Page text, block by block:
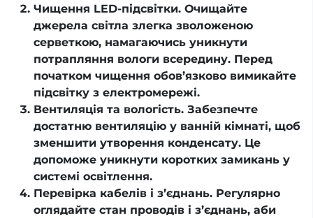
Чищення LED-підсвітки. Очищайте
джерела світла злегка зволоженою
серветкою, намагаючись уникнути
потрапляння вологи всередину. Перед
початком чищення обов’язково вимикайте
підсвітку з електромережі.
Вентиляція та вологість. Забезпечте
достатню вентиляцію у ванній кімнаті, щоб
зменшити утворення конденсату. Це
допоможе уникнути коротких замикань у
системі освітлення.
Перевірка кабелів і з’єднань. Регулярно
оглядайте стан проводів і з’єднань, аби